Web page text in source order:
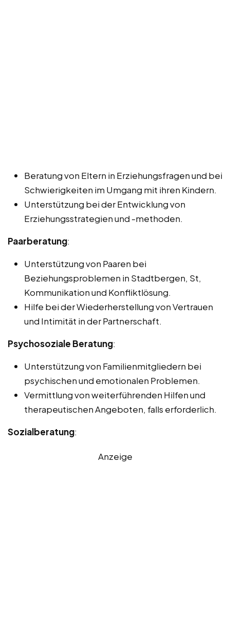
Beratung von Eltern in Erziehungsfragen und bei
Schwierigkeiten im Umgang mit ihren Kindern.
Unterstützung bei der Entwicklung von
Erziehungsstrategien und -methoden.
Paarberatung:
Unterstützung von Paaren bei
Beziehungsproblemen in Stadtbergen, St,
Kommunikation und Konfliktlösung.
Hilfe bei der Wiederherstellung von Vertrauen
und Intimität in der Partnerschaft.
Psychosoziale Beratung:
Unterstützung von Familienmitgliedern bei
psychischen und emotionalen Problemen.
Vermittlung von weiterführenden Hilfen und
therapeutischen Angeboten, falls erforderlich.
Sozialberatung:
Anzeige